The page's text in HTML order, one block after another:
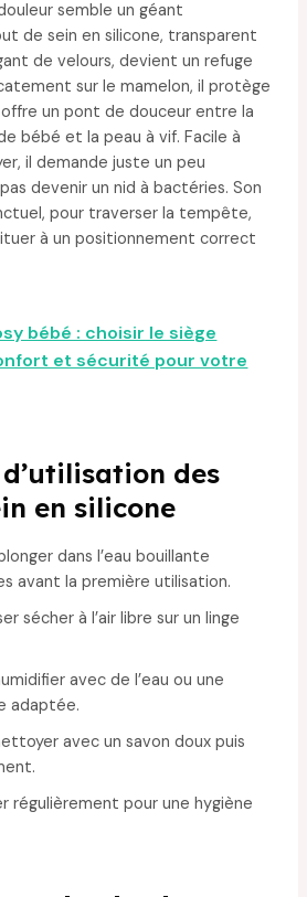
semble un géant
de sein en silicone, transparent
de velours, devient un refuge
sur le mamelon, il protège
un pont de douceur entre la
bébé et la peau à vif. Facile à
il demande juste un peu
devenir un nid à bactéries. Son
pour traverser la tempête,
à un positionnement correct
bébé : choisir le siège
et sécurité pour votre
des
en silicone
dans l’eau bouillante
avant la première utilisation.
sécher à l’air libre sur un linge
avec de l’eau ou une
adaptée.
avec un savon doux puis
régulièrement pour une hygiène